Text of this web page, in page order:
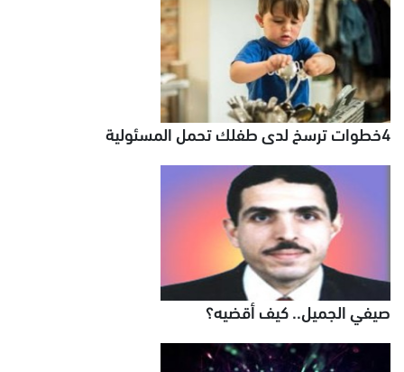
4خطوات ترسخ لدى طفلك تحمل المسئولية
صيفي الجميل.. كيف أقضيه؟